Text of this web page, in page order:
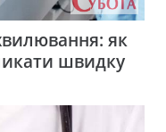
як
швидку